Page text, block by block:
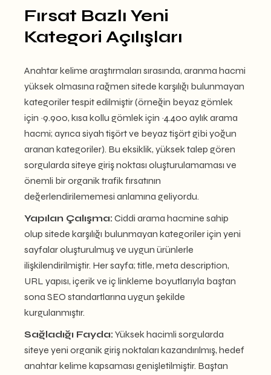
Fırsat Bazlı Yeni
Kategori Açılışları
Anahtar kelime araştırmaları sırasında, aranma hacmi
yüksek olmasına rağmen sitede karşılığı bulunmayan
kategoriler tespit edilmiştir (örneğin beyaz gömlek
için ~9.900, kısa kollu gömlek için ~4.400 aylık arama
hacmi; ayrıca siyah tişört ve beyaz tişört gibi yoğun
aranan kategoriler). Bu eksiklik, yüksek talep gören
sorgularda siteye giriş noktası oluşturulamaması ve
önemli bir organik trafik fırsatının
değerlendirilememesi anlamına geliyordu.
Yapılan Çalışma: Ciddi arama hacmine sahip
olup sitede karşılığı bulunmayan kategoriler için yeni
sayfalar oluşturulmuş ve uygun ürünlerle
ilişkilendirilmiştir. Her sayfa; title, meta description,
URL yapısı, içerik ve iç linkleme boyutlarıyla baştan
sona SEO standartlarına uygun şekilde
kurgulanmıştır.
Sağladığı Fayda: Yüksek hacimli sorgularda
siteye yeni organik giriş noktaları kazandırılmış, hedef
anahtar kelime kapsaması genişletilmiştir. Baştan